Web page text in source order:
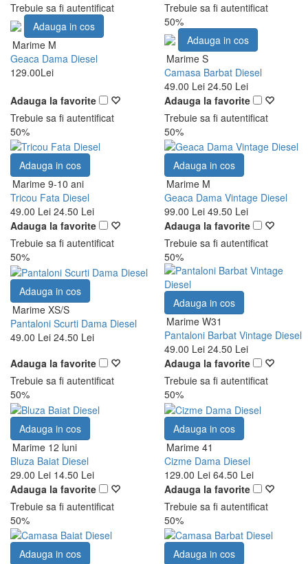
Trebuie sa fi autentificat
Adauga in cos
Marime M
Geaca Dama Diesel
129.00Lei
Trebuie sa fi autentificat
50%
Adauga in cos
Marime S
Camasa Barbat Diesel
49.00 Lei 24.50 Lei
Adauga la favorite
Trebuie sa fi autentificat
50%
Adauga in cos
Marime 9-10 ani
Tricou Fata Diesel
49.00 Lei 24.50 Lei
Adauga la favorite
Trebuie sa fi autentificat
50%
Adauga in cos
Marime M
Geaca Dama Vintage Diesel
99.00 Lei 49.50 Lei
Adauga la favorite
Trebuie sa fi autentificat
50%
Adauga in cos
Marime XS/S
Pantaloni Scurti Dama Diesel
49.00 Lei 24.50 Lei
Adauga la favorite
Trebuie sa fi autentificat
50%
Adauga in cos
Marime W31
Pantaloni Barbat Vintage Diesel
49.00 Lei 24.50 Lei
Adauga la favorite
Trebuie sa fi autentificat
50%
Adauga in cos
Marime 12 luni
Bluza Baiat Diesel
29.00 Lei 14.50 Lei
Adauga la favorite
Trebuie sa fi autentificat
50%
Adauga in cos
Marime 41
Cizme Dama Diesel
129.00 Lei 64.50 Lei
Adauga la favorite
Trebuie sa fi autentificat
50%
Adauga in cos
Adauga la favorite
Trebuie sa fi autentificat
50%
Adauga in cos